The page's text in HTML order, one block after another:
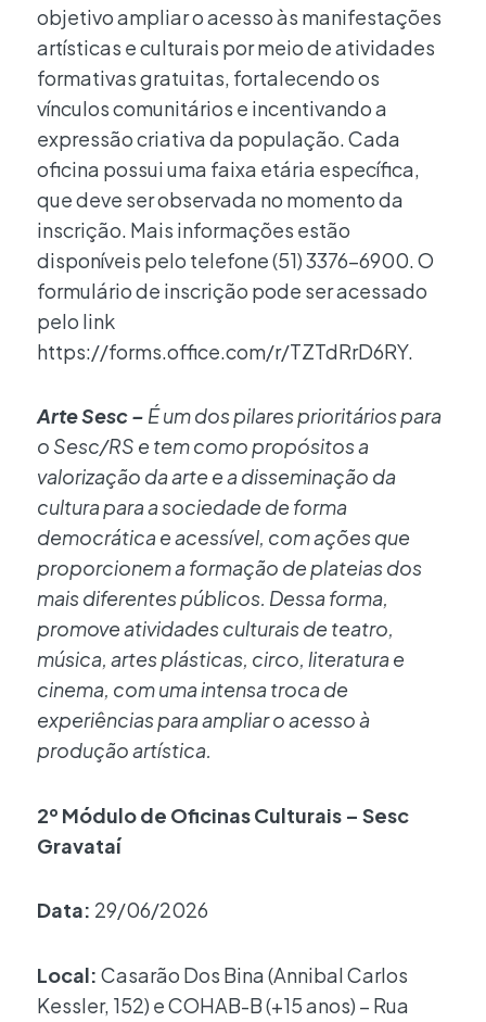
objetivo ampliar o acesso às manifestações
artísticas e culturais por meio de atividades
formativas gratuitas, fortalecendo os
vínculos comunitários e incentivando a
expressão criativa da população. Cada
oficina possui uma faixa etária específica,
que deve ser observada no momento da
inscrição. Mais informações estão
disponíveis pelo telefone (51) 3376-6900. O
formulário de inscrição pode ser acessado
pelo link
https://forms.office.com/r/TZTdRrD6RY.
Arte Sesc – É um dos pilares prioritários para
o Sesc/RS e tem como propósitos a
valorização da arte e a disseminação da
cultura para a sociedade de forma
democrática e acessível, com ações que
proporcionem a formação de plateias dos
mais diferentes públicos. Dessa forma,
promove atividades culturais de teatro,
música, artes plásticas, circo, literatura e
cinema, com uma intensa troca de
experiências para ampliar o acesso à
produção artística.
2º Módulo de Oficinas Culturais – Sesc
Gravataí
Data: 29/06/2026
Local: Casarão Dos Bina (Annibal Carlos
Kessler, 152) e COHAB-B (+15 anos) – Rua